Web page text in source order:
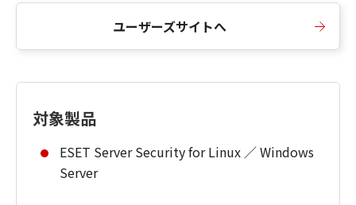
ユーザーズサイトへ
対象製品
ESET Server Security for Linux ／ Windows
Server